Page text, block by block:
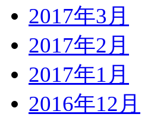
2017年3月
2017年2月
2017年1月
2016年12月